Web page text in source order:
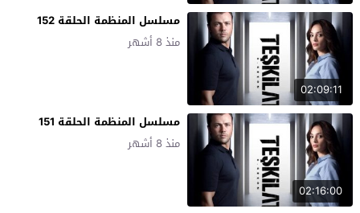
02:09:11
مسلسل المنظمة الحلقة 152
منذ 8 أشهر
02:16:00
مسلسل المنظمة الحلقة 151
منذ 8 أشهر